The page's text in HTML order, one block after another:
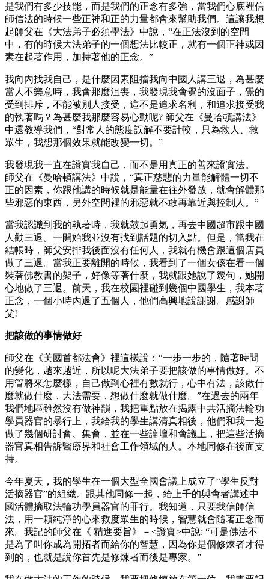
是我們有多少技能，而是我們的正念有多強，當我們心底裡信
師信法的時候一些正神和正的力量都會來幫助我們。這讓我想
起師父在《大法弟子必須學法》中說，“在正法沒到的空間
中，有的時候大法弟子的一個想法比較正，就有一個正神或因
素在起著作用，加持著他的正念。”
我向內找我自己，是什麼因素阻擋我向中國人講三退，為甚麼
當人不樂意時，我會那麼沮喪，我發現我會覺的沒面子，覺的
受到排斥，不能被別人接受，這不是追求名利，和追求接受我
的執著嗎？為甚麼我那麼容易心動呢? 師父在《曼哈頓講法》
中還教導我們，“對常人的態度誤解不要計較，只為救人、救
眾生，我想那個效果就能改變一切。”
我發現我一直在證實我自己，而不是用真正的善來證實法。
師父在《曼哈頓講法》中說，“真正慈悲的力量能解體一切不
正的因素，你跟他講的時候就是能量在往外發放，就會解體那
些邪惡的東西，另外空間裡的邪惡就不敢再靠近與控制人。”
當我認識到我的執著時，我就鼓起勇氣，再去中國超市跟中國
人勸三退。一開始我並沒有找到話題的切入點。但是，當我在
結帳時，師父安排我後面沒有任何人，我就有機會跟這個店員
做了三退。當我正要離開的時候，我看到了一個女孩在看一個
裝著佛教書的架子，好像等著什麼，我就跟她說了幾句，她開
心地做了三退。前天，我在校園裡碰到幾個中國學生，我本著
正念，一個小時內退了五個人，他們高興地說謝謝。感謝師
父!
把該做的事情做好
師父在《美國首都法會》裡這樣說：“一步一步的，隨著時間
的變化，越來越近，所以呢大法弟子要把該做的事情做好。不
用管將來怎麼樣，自己做到心裡有數就行，心中有法，該做什
麼就做什麼，大法需要，想做什麼就做什麼。”在過去的兩年
我們地區雖然沒有做神韻，我把重點放在揭露中共活摘法輪功
學員器官的暴行上，我給我的學生講清真相後，他們和我一起
做了幾個研討會、集會，並在一些論壇和會議上，把這些活摘
器官真相告訴醫療界和社會工作領域的人。本地同修在後面支
持。
今年夏天，我的學生在一個大型全國會議上成立了“學生反對
活摘器官”的組織。跟其他同修一起，給上千的與會者講述中
國活體摘取法輪功學員器官的罪行。我知道，只要我信師信
法，用一顆純淨的心來救度眾生的時候，智慧就會隨著正念而
來。我記的師父在《 精進要旨》－<證實>中說: “可是佛法不
是為了叫你成為開拓者而給你的智慧，因為你是個修煉者才得
到的，也就是說你首先是修煉者而後是專家。”